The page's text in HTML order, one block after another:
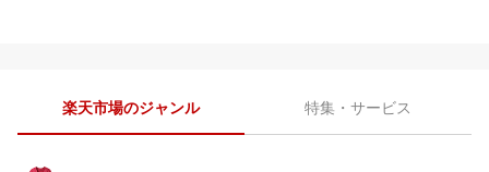
楽天市場のジャンル 特集・サービス